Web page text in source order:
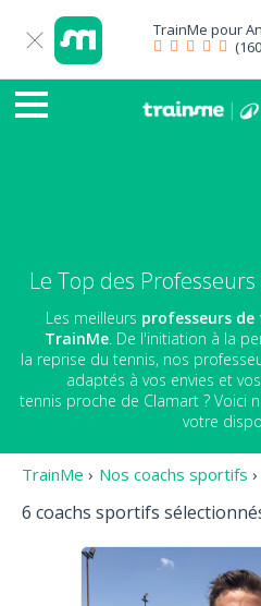
TrainMe pour
Le Top des
Les meilleurs professeurs de
TrainMe . De l'initiation à la
la reprise du tennis, nos
adaptés à vos envies et
tennis proche de Clamart ? Voici
votre
TrainMe › Nos coachs sportifs ›
6 coachs sportifs